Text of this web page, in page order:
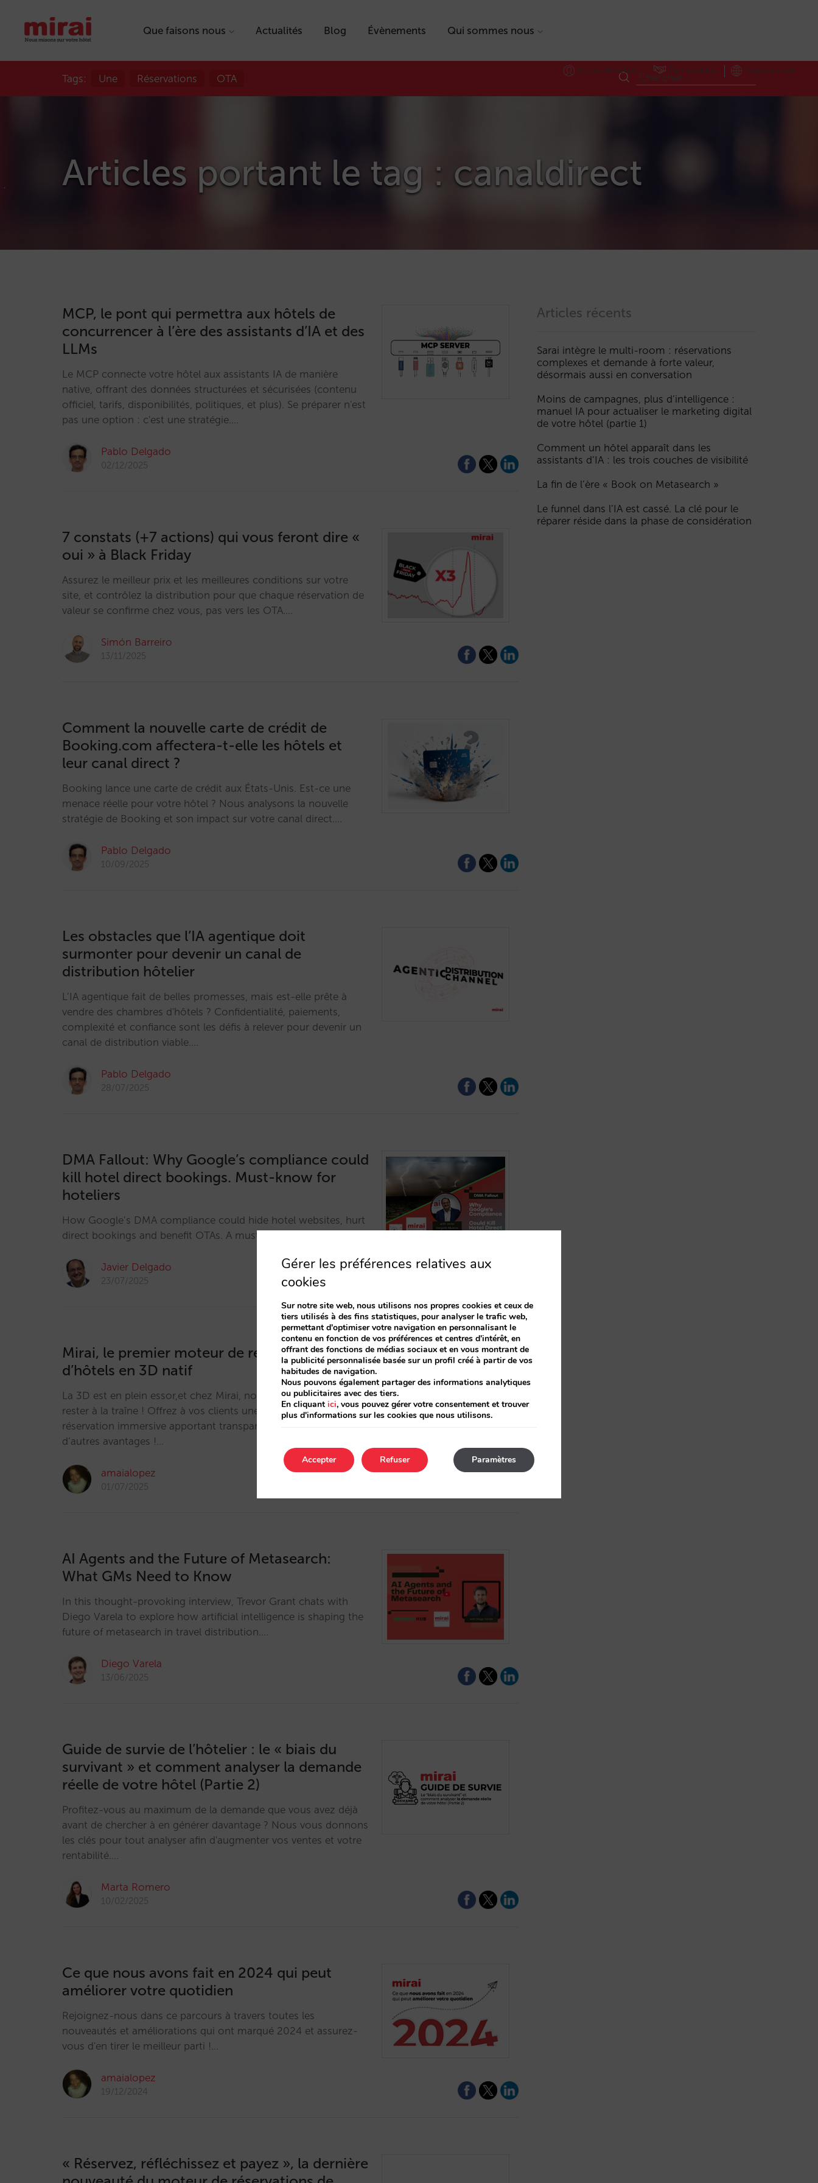
Que faisons nous Actualités Blog Évènements Qui sommes nous
Accès Hôteliers Partnerships International
Tags: Une Réservations OTA
Articles portant le tag : canaldirect
MCP, le pont qui permettra aux hôtels de
concurrencer à l’ère des assistants d’IA et des
LLMs
Le MCP connecte votre hôtel aux assistants IA de manière
native, offrant des données structurées et sécurisées (contenu
officiel, tarifs, disponibilités, politiques, et plus). Se préparer n'est
pas une option : c'est une stratégie.…
Pablo Delgado
02/12/2025
7 constats (+7 actions) qui vous feront dire «
oui » à Black Friday
Assurez le meilleur prix et les meilleures conditions sur votre
site, et contrôlez la distribution pour que chaque réservation de
valeur se confirme chez vous, pas vers les OTA.…
Simón Barreiro
13/11/2025
Comment la nouvelle carte de crédit de
Booking.com affectera-t-elle les hôtels et
leur canal direct ?
Booking lance une carte de crédit aux États-Unis. Est-ce une
menace réelle pour votre hôtel ? Nous analysons la nouvelle
stratégie de Booking et son impact sur votre canal direct.…
Pablo Delgado
10/09/2025
Les obstacles que l’IA agentique doit
surmonter pour devenir un canal de
distribution hôtelier
L’IA agentique fait de belles promesses, mais est-elle prête à
vendre des chambres d'hôtels ? Confidentialité, paiements,
complexité et confiance sont les défis à relever pour devenir un
canal de distribution viable.…
Pablo Delgado
28/07/2025
DMA Fallout: Why Google’s compliance could
kill hotel direct bookings. Must-know for
hoteliers
How Google’s DMA compliance could hide hotel websites, hurt
direct bookings and benefit OTAs. A must-watch for hoteliers.…
Javier Delgado
23/07/2025
Mirai, le premier moteur de réservation
d’hôtels en 3D natif
La 3D est en plein essor,et chez Mirai, nous ne pouvions pas
rester à la traîne ! Offrez à vos clients une expérience de
réservation immersive apportant transparence, sécurité et bien
d’autres avantages !…
amaialopez
01/07/2025
AI Agents and the Future of Metasearch:
What GMs Need to Know
In this thought-provoking interview, Trevor Grant chats with
Diego Varela to explore how artificial intelligence is shaping the
future of metasearch in travel distribution.…
Diego Varela
13/06/2025
Guide de survie de l’hôtelier : le « biais du
survivant » et comment analyser la demande
réelle de votre hôtel (Partie 2)
Profitez-vous au maximum de la demande que vous avez déjà
avant de chercher à en générer davantage ? Nous vous donnons
les clés pour tout analyser afin d'augmenter vos ventes et votre
rentabilité.…
Marta Romero
10/02/2025
Ce que nous avons fait en 2024 qui peut
améliorer votre quotidien
Rejoignez-nous dans ce parcours à travers toutes les
nouveautés et améliorations qui ont marqué 2024 et assurez-
vous d'en tirer le meilleur parti !…
amaialopez
19/12/2024
« Réservez, réfléchissez et payez », la dernière
Articles récents
Sarai intègre le multi-room : réservations
complexes et demande à forte valeur,
désormais aussi en conversation
Moins de campagnes, plus d’intelligence :
manuel IA pour actualiser le marketing digital
de votre hôtel (partie 1)
Comment un hôtel apparaît dans les
assistants d’IA : les trois couches de visibilité
La fin de l’ère « Book on Metasearch »
Le funnel dans l’IA est cassé. La clé pour le
réparer réside dans la phase de considération
Gérer les préférences relatives aux
cookies
Sur notre site web, nous utilisons nos propres cookies et ceux de
tiers utilisés à des fins statistiques, pour analyser le trafic web,
permettant d'optimiser votre navigation en personnalisant le
contenu en fonction de vos préférences et centres d'intérêt, en
offrant des fonctions de médias sociaux et en vous montrant de
la publicité personnalisée basée sur un profil créé à partir de vos
habitudes de navigation.
Nous pouvons également partager des informations analytiques
ou publicitaires avec des tiers.
En cliquant ici, vous pouvez gérer votre consentement et trouver
plus d'informations sur les cookies que nous utilisons.
Accepter Paramètres
Refuser